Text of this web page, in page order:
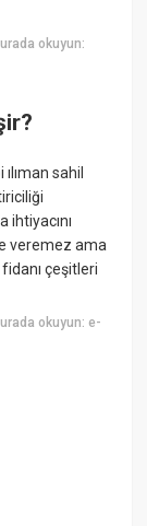
okuyun:
sahil
ihtiyacını
veremez ama
çeşitleri
okuyun: e-